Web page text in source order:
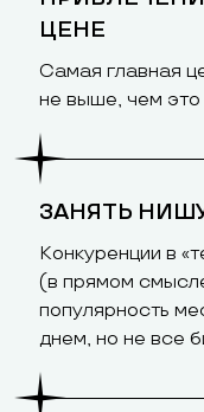
ЦЕНЕ
Самая главная
не выше, чем
ЗАНЯТЬ
Конкуренции в
(в прямом
популярность
днем, но не все